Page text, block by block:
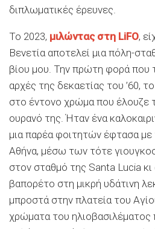
διπλωματικές έρευνες.
Το 2023, μιλώντας στη LiFO,
Βενετία αποτελεί μια πόλη-
βίου μου. Την πρώτη φορά που
αρχές της δεκαετίας του ’60,
στο έντονο χρώμα που έλουζε
ουρανό της. Ήταν ένα
μια παρέα φοιτητών έφτασα
Αθήνα, μέσω των τότε
στον σταθμό της Santa Lucia κι
βαπορέτο στη μικρή υδάτινη
μπροστά στην πλατεία του
χρώματα του ηλιοβασιλέματος